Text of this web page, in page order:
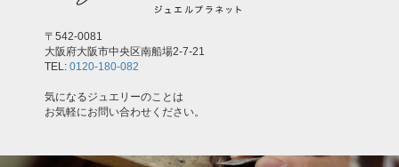
〒542-0081
大阪府大阪市中央区南船場2-7-21
TEL: 0120-180-082
気になるジュエリーのことは
お気軽にお問い合わせください。